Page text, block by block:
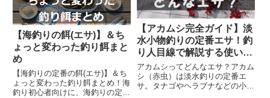
【海釣りの餌(エサ)】＆ち
ょっと変わった釣り餌まと
め
【海釣りの定番の餌(エサ)】＆ち
ょっと変わった釣り餌まとめ！海
釣り初心者向けに、海釣りの定番
【アカムシ完全ガイド】淡
水小物釣りの定番エサ！釣
り人目線で解説する使い
方・保管法・釣果アップの
コツ
アカムシってどんなエサ？アカム
シ（赤虫）は淡水釣りの定番エ
サ。タナゴやヘラブナなどの小物